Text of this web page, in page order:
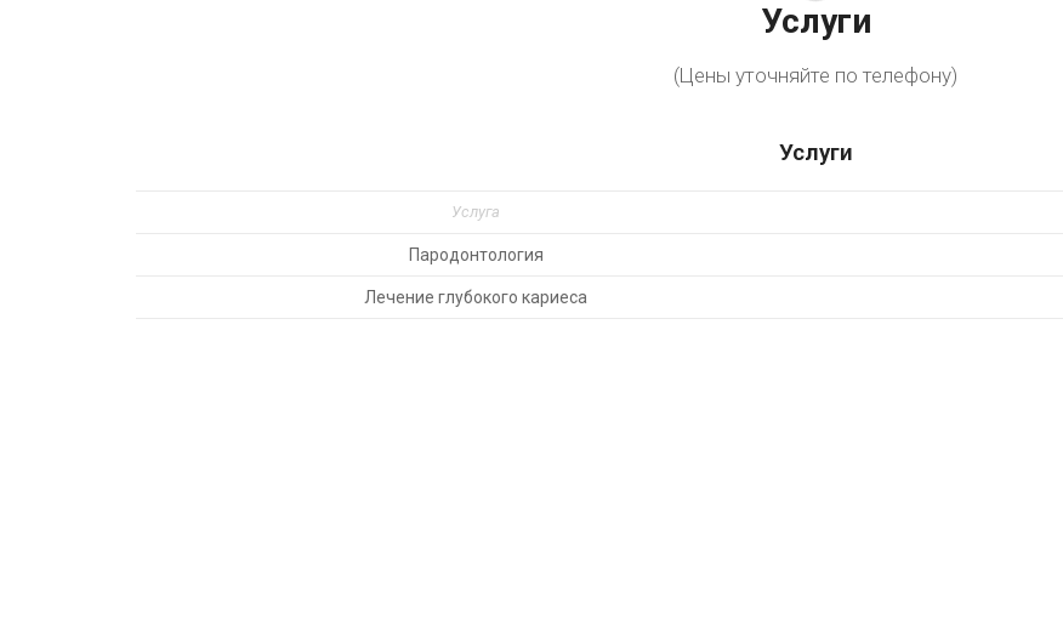
Услуги
(Цены уточняйте по телефону)
Услуги
Услуга
Пародонтология
Лечение глубокого кариеса